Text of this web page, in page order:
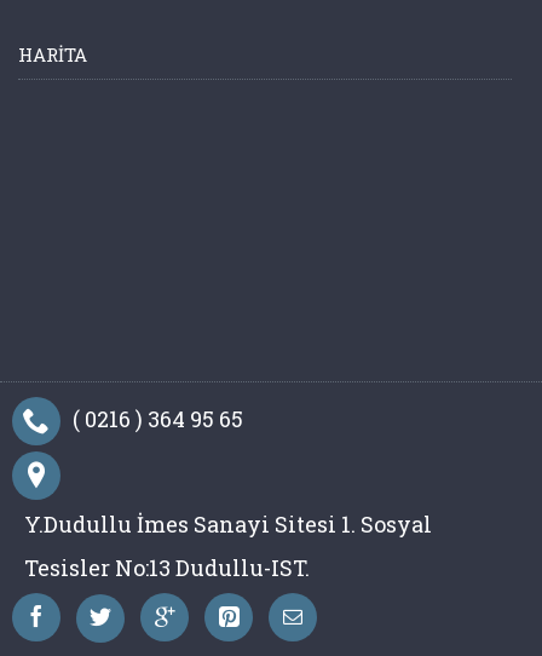
HARITA
( 0216 ) 364 95 65
Y.Dudullu İmes Sanayi Sitesi 1. Sosyal
Tesisler No:13 Dudullu-IST.